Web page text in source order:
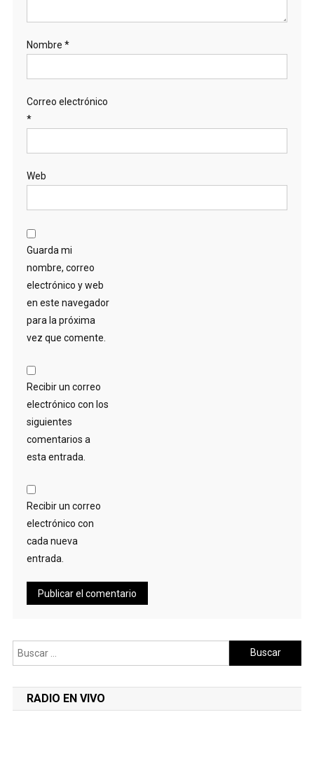
Nombre *
Correo electrónico
*
Web
Guarda mi
nombre, correo
electrónico y web
en este navegador
para la próxima
vez que comente.
Recibir un correo
electrónico con los
siguientes
comentarios a
esta entrada.
Recibir un correo
electrónico con
cada nueva
entrada.
Buscar:
RADIO EN VIVO